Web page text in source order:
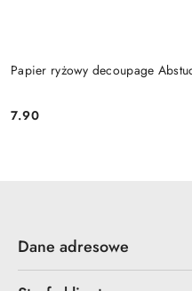
Papier ryżowy decoupage
Cena:
7.90
Dane adresowe